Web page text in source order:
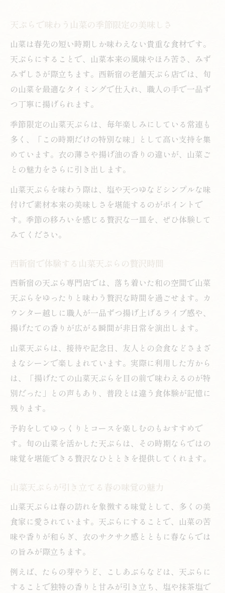
天ぷらで味わう山菜の季節限定の美味しさ
山菜は春先の短い時期しか味わえない貴重な食材です。
天ぷらにすることで、山菜本来の風味やほろ苦さ、みず
みずしさが際立ちます。西新宿の老舗天ぷら店では、旬
の山菜を最適なタイミングで仕入れ、職人の手で一品ず
つ丁寧に揚げられます。
季節限定の山菜天ぷらは、毎年楽しみにしている常連も
多く、「この時期だけの特別な味」として高い支持を集
めています。衣の薄さや揚げ油の香りの違いが、山菜ご
との魅力をさらに引き出します。
山菜天ぷらを味わう際は、塩や天つゆなどシンプルな味
付けで素材本来の美味しさを堪能するのがポイントで
す。季節の移ろいを感じる贅沢な一皿を、ぜひ体験して
みてください。
西新宿で体験する山菜天ぷらの贅沢時間
西新宿の天ぷら専門店では、落ち着いた和の空間で山菜
天ぷらをゆったりと味わう贅沢な時間を過ごせます。カ
ウンター越しに職人が一品ずつ揚げ上げるライブ感や、
揚げたての香りが広がる瞬間が非日常を演出します。
山菜天ぷらは、接待や記念日、友人との会食などさまざ
まなシーンで楽しまれています。実際に利用した方から
は、「揚げたての山菜天ぷらを目の前で味わえるのが特
別だった」との声もあり、普段とは違う食体験が記憶に
残ります。
予約をしてゆっくりとコースを楽しむのもおすすめで
す。旬の山菜を活かした天ぷらは、その時期ならではの
味覚を堪能できる贅沢なひとときを提供してくれます。
山菜天ぷらが引き立てる春の味覚の魅力
山菜天ぷらは春の訪れを象徴する味覚として、多くの美
食家に愛されています。天ぷらにすることで、山菜の苦
味や香りが和らぎ、衣のサクサク感とともに春ならでは
の旨みが際立ちます。
例えば、たらの芽やうど、こしあぶらなどは、天ぷらに
することで独特の香りと甘みが引き立ち、塩や抹茶塩で